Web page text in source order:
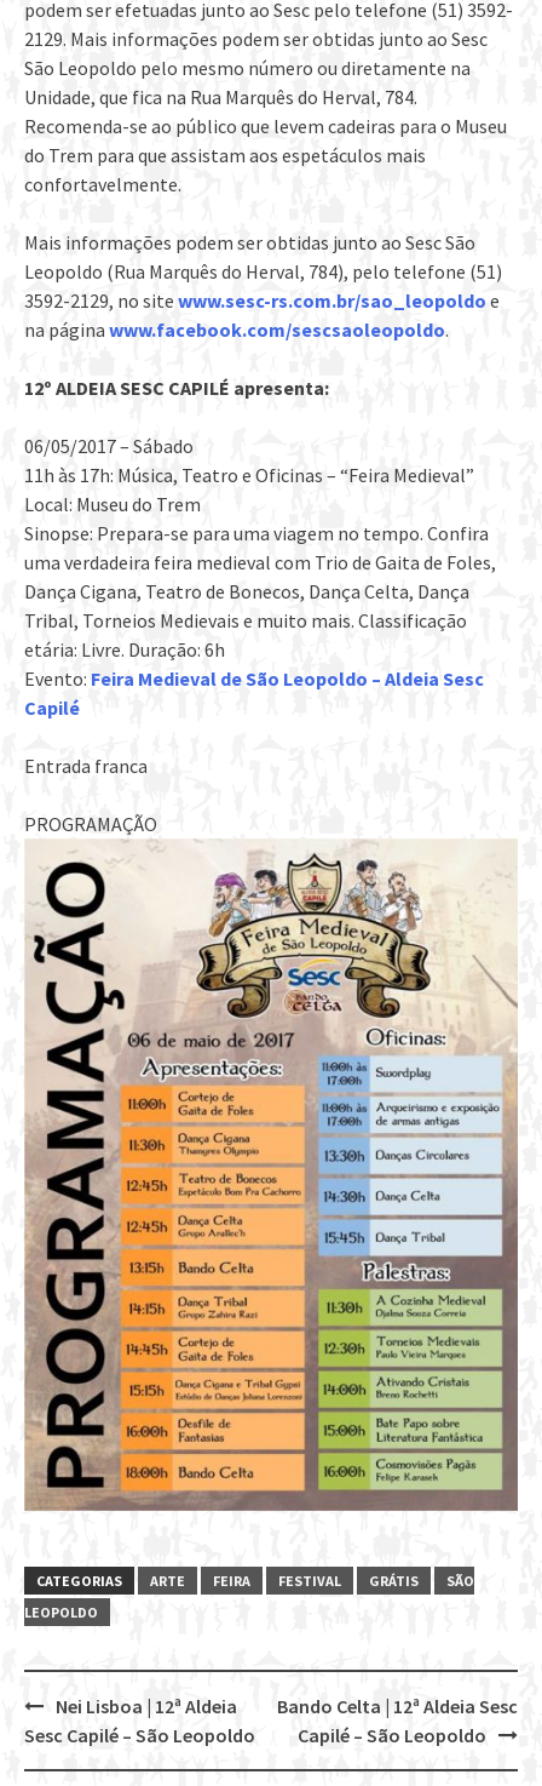
podem ser efetuadas junto ao Sesc pelo telefone (51) 3592-
2129. Mais informações podem ser obtidas junto ao Sesc
São Leopoldo pelo mesmo número ou diretamente na
Unidade, que fica na Rua Marquês do Herval, 784.
Recomenda-se ao público que levem cadeiras para o Museu
do Trem para que assistam aos espetáculos mais
confortavelmente.
Mais informações podem ser obtidas junto ao Sesc São
Leopoldo (Rua Marquês do Herval, 784), pelo telefone (51)
3592-2129, no site www.sesc-rs.com.br/sao_leopoldo e
na página www.facebook.com/sescsaoleopoldo.
12º ALDEIA SESC CAPILÉ apresenta:
06/05/2017 – Sábado
11h às 17h: Música, Teatro e Oficinas – “Feira Medieval”
Local: Museu do Trem
Sinopse: Prepara-se para uma viagem no tempo. Confira
uma verdadeira feira medieval com Trio de Gaita de Foles,
Dança Cigana, Teatro de Bonecos, Dança Celta, Dança
Tribal, Torneios Medievais e muito mais. Classificação
etária: Livre. Duração: 6h
Evento: Feira Medieval de São Leopoldo – Aldeia Sesc
Capilé
Entrada franca
PROGRAMAÇÃO
CATEGORIAS ARTE FEIRA FESTIVAL GRÁTIS
SÃO
LEOPOLDO
Post
navigation
Bando Celta | 12ª Aldeia Sesc
Capilé – São Leopoldo
Nei Lisboa | 12ª Aldeia
Sesc Capilé – São Leopoldo